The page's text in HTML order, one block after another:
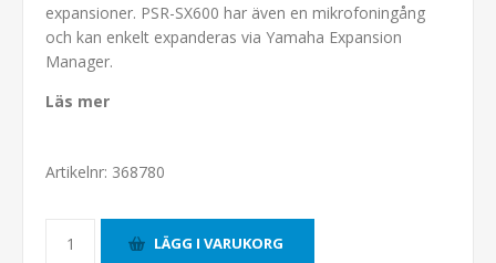
expansioner. PSR-SX600 har även en mikrofoningång
och kan enkelt expanderas via Yamaha Expansion
Manager.
Läs mer
Artikelnr: 368780